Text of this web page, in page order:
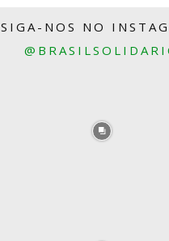
SIGA-NOS NO